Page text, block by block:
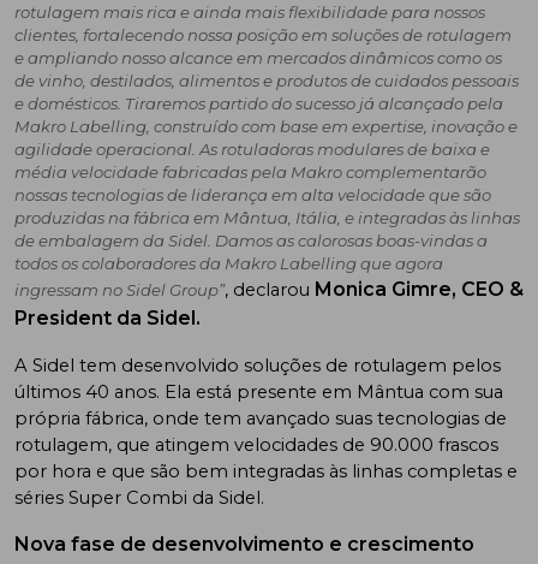
rotulagem mais rica e ainda mais flexibilidade para nossos
clientes, fortalecendo nossa posição em soluções de rotulagem
e ampliando nosso alcance em mercados dinâmicos como os
de vinho, destilados, alimentos e produtos de cuidados pessoais
e domésticos. Tiraremos partido do sucesso já alcançado pela
Makro Labelling, construído com base em expertise, inovação e
agilidade operacional. As rotuladoras modulares de baixa e
média velocidade fabricadas pela Makro complementarão
nossas tecnologias de liderança em alta velocidade que são
produzidas na fábrica em Mântua, Itália, e integradas às linhas
de embalagem da Sidel. Damos as calorosas boas-vindas a
todos os colaboradores da Makro Labelling que agora
ingressam no Sidel Group”, declarou Monica Gimre, CEO &
President da Sidel.
A Sidel tem desenvolvido soluções de rotulagem pelos
últimos 40 anos. Ela está presente em Mântua com sua
própria fábrica, onde tem avançado suas tecnologias de
rotulagem, que atingem velocidades de 90.000 frascos
por hora e que são bem integradas às linhas completas e
séries Super Combi da Sidel.
Nova fase de desenvolvimento e crescimento